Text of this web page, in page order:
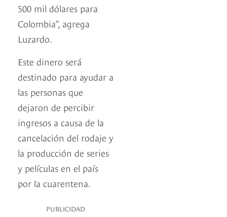
500 mil dólares para
Colombia”, agrega
Luzardo.
Este dinero será
destinado para ayudar a
las personas que
dejaron de percibir
ingresos a causa de la
cancelación del rodaje y
la producción de series
y películas en el país
por la cuarentena.
PUBLICIDAD